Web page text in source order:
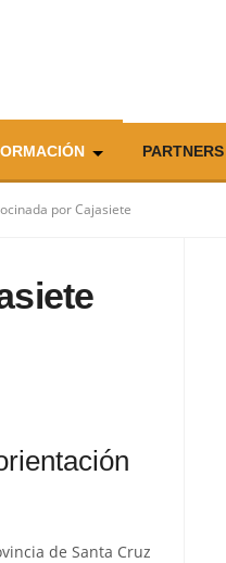
PARTNERS
por Cajasiete
de Santa Cruz